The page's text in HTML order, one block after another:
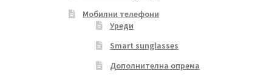
Мобилни телефони
Уреди
Smart sunglasses
Дополнителна опрема